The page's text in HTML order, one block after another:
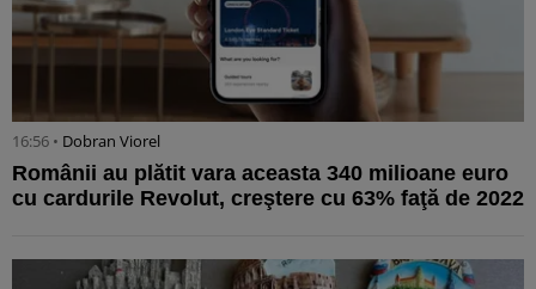
16:56 • Dobran Viorel
Românii au plătit vara aceasta 340 milioane euro
cu cardurile Revolut, creştere cu 63% faţă de 2022